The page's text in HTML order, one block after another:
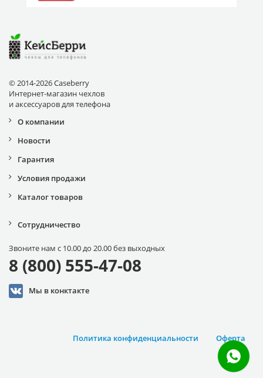
© 2014-2026 Caseberry
Интернет-магазин чехлов
и аксессуаров для телефона
О компании
Новости
Гарантия
Условия продажи
Каталог товаров
Сотрудничество
Звоните нам с 10.00 до 20.00 без выходных
8 (800) 555-47-08
Мы в конктакте
Оферта
Политика конфиденциальности